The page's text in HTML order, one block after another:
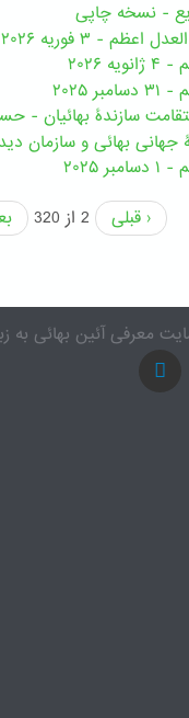
- ۳ فوریه ۲۰۲۶
سازندۀ بهائیان -
جهانی بهائی و سازمان
‹ قبلی
2 از 320